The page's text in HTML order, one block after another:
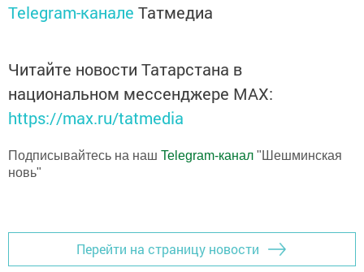
Telegram-канале Татмедиа
Читайте новости Татарстана в
национальном мессенджере MАХ:
https://max.ru/tatmedia
Подписывайтесь на наш Telegram-канал "Шешминская
новь"
Перейти на страницу новости